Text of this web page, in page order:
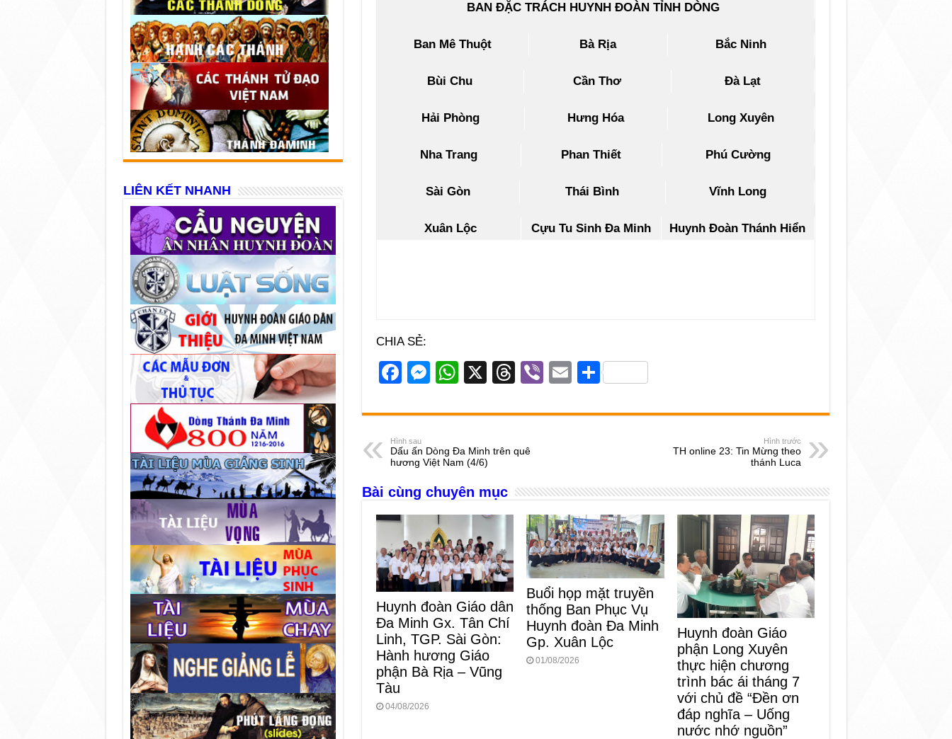
BAN ĐẶC TRÁCH HUYNH ĐOÀN TỈNH DÒNG
Ban Mê Thuột Bà Rịa Bắc Ninh
Bùi Chu Cần Thơ Đà Lạt
Hải Phòng Hưng Hóa Long Xuyên
Nha Trang Phan Thiết Phú Cường
Sài Gòn Thái Bình Vĩnh Long
Xuân Lộc Cựu Tu Sinh Đa Minh Huynh Đoàn Thánh Hiển
CHIA SẺ:
F
c
e
b
o
o
k
M
ss
n
g
er
W
at
A
p
p
X
T
e
d
s
Vi
er
E
ail
S
ar
Hình sau
Dấu ấn Dòng Đa Minh trên quê
hương Việt Nam (4/6)
Hình trước
TH online 23: Tin Mừng theo
thánh Luca
Bài cùng chuyên mục
Huynh đoàn Giáo dân
Đa Minh Gx. Tân Chí
Linh, TGP. Sài Gòn:
Hành hương Giáo
phận Bà Rịa – Vũng
Tàu
04/08/2026
Buổi họp mặt truyền
thống Ban Phục Vụ
Huynh đoàn Đa Minh
Gp. Xuân Lộc
01/08/2026
Huynh đoàn Giáo
phận Long Xuyên
thực hiện chương
trình bác ái tháng 7
với chủ đề “Đền ơn
đáp nghĩa – Uống
nước nhớ nguồn”
LIÊN KẾT NHANH